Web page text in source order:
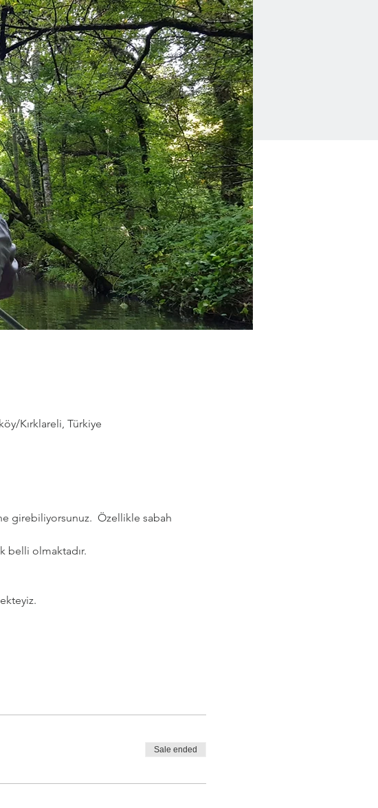
Kırklareli, Türkiye
girebiliyorsunuz.  Özellikle sabah
belli olmaktadır.
Sale ended